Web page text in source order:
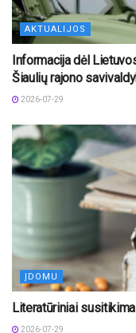
AKTUALIJOS
Informacija dėl
Šiaulių rajono
2026-07-29
ĮDOMU
Literatūriniai
2026-07-29